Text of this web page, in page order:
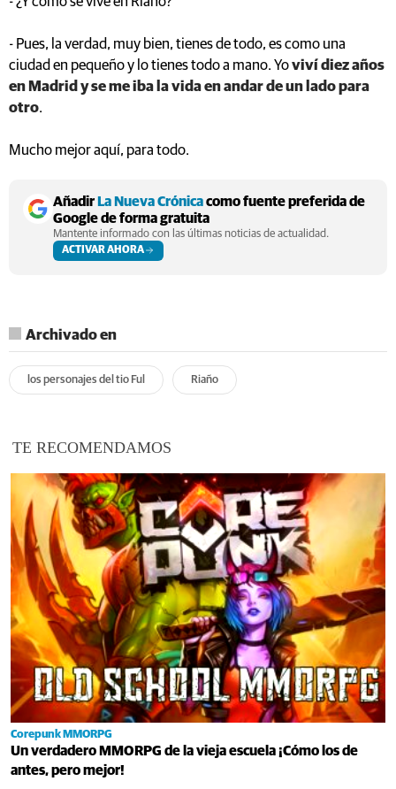
- Pues, la verdad, muy bien, tienes de todo, es como una
ciudad en pequeño y lo tienes todo a mano. Yoviví diez años
en Madrid y se me iba la vida en andar de un lado para
otro.
Mucho mejor aquí, para todo.
AñadirLa Nueva Crónicacomo fuente preferida de
Google de forma gratuita
Mantente informado con las últimas noticias de actualidad.
ACTIVAR AHORA
Archivado en
los personajes del tio Ful Riaño
TE RECOMENDAMOS
Corepunk MMORPG
Un verdadero MMORPG de la vieja escuela ¡Cómo los de
antes, pero mejor!